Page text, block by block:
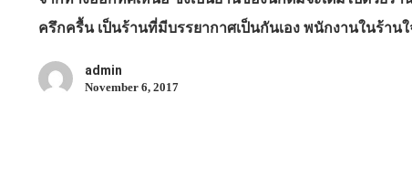
ครึกครื้น เป็นร้านที่มีบรรยากาศเป็นกันเอง พนักงานในร้า
admin
November 6, 2017